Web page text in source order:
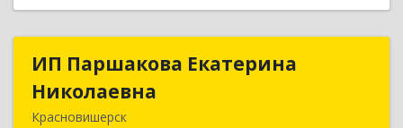
ИП Паршакова Екатерина
Николаевна
Красновишерск
ИП Паршакова Екатерина